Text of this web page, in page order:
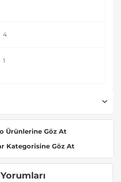
4
1
Ürünlerine Göz At
Kategorisine Göz At